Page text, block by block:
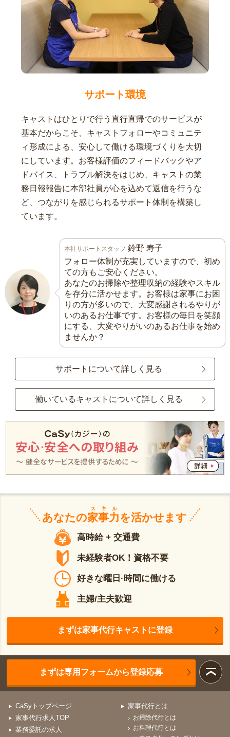
サポート環境
キャストはひとりで行う直行直帰でのサービスが
基本だからこそ、キャストフォローやコミュニテ
ィ形成による、安心して働ける環境づくりを大切
にしています。お客様評価のフィードバックやア
ドバイス、トラブル解決をはじめ、キャストの業
務日報報告に本部社員が心を込めて返信を行うな
ど、つながりを感じられるサポート体制を構築し
ています。
本社サポートスタッフ 鈴野 寿子
フォロー体制が充実していますので、初め
ての方もご安心ください。
あなたのお掃除や整理収納の経験やスキル
を存分に活かせます。お客様は家事にお困
りの方が多いので、大変感謝されるやりが
いのあるお仕事です。お客様の毎日を笑顔
にする、大変やりがいのあるお仕事を始め
ませんか？
サポートについて詳しく見る
働いているキャストについて詳しく見る
あなたの家事力
スキル
を活かせます
高時給 + 交通費
未経験者OK！資格不要
好きな曜日·時間に働ける
主婦/主夫歓迎
まずは家事代行キャストに登録
まずは専用フォームから登録応募
CaSyトップページ
家事代行求人TOP
業務委託の求人
家事代行とは
お掃除代行とは
お料理代行とは